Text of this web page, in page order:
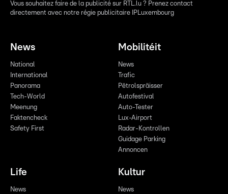
Vous souhaitez faire de la publicité sur RTL.lu ? Prenez contact
directement avec notre régie publicitaire IPLuxembourg
News
National
International
Panorama
Tech-World
Meenung
Faktencheck
Safety First
Mobilitéit
News
Trafic
Pëtrolspräisser
Autofestival
Auto-Tester
Lux-Airport
Radar-Kontrollen
Guidage Parking
Annoncen
Life
News
Kultur
News